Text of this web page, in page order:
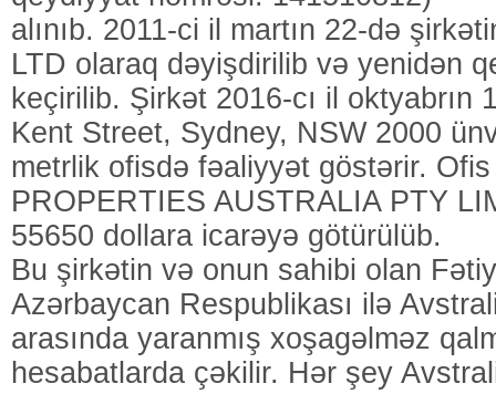
alınıb. 2011-ci il martın 22-də
LTD olaraq dəyişdirilib və yenidən
keçirilib. Şirkət 2016-cı il oktyabrın
Kent Street, Sydney, NSW 2000
metrlik ofisdə fəaliyyət göstərir.
PROPERTIES AUSTRALIA PTY
55650 dollara icarəyə götürülüb.
Bu şirkətin və onun sahibi olan
Azərbaycan Respublikası ilə
arasında yaranmış xoşagəlməz
hesabatlarda çəkilir. Hər şey